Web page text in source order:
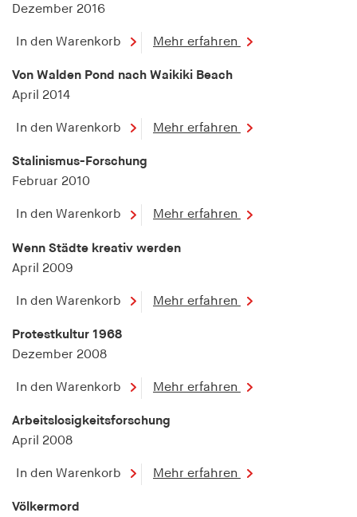
Dezember 2016
In den Warenkorb Mehr erfahren
Von Walden Pond nach Waikiki Beach
April 2014
In den Warenkorb Mehr erfahren
Stalinismus-Forschung
Februar 2010
In den Warenkorb Mehr erfahren
Wenn Städte kreativ werden
April 2009
In den Warenkorb Mehr erfahren
Protestkultur 1968
Dezember 2008
In den Warenkorb Mehr erfahren
Arbeitslosigkeitsforschung
April 2008
In den Warenkorb Mehr erfahren
Völkermord